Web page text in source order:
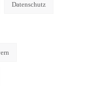
Datenschutz